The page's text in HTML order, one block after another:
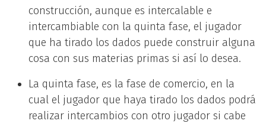
construcción, aunque es intercalable e
intercambiable con la quinta fase, el jugador
que ha tirado los dados puede construir alguna
cosa con sus materias primas si así lo desea.
La quinta fase, es la fase de comercio, en la
cual el jugador que haya tirado los dados podrá
realizar intercambios con otro jugador si cabe